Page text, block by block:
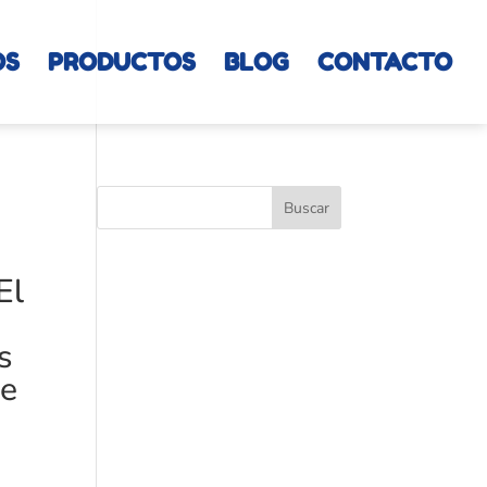
PRODUCTOS BLOG CONTACTO